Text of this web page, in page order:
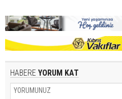
HABERE YORUM KAT